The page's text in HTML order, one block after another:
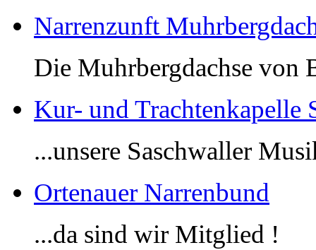
Narrenzunft
Die Muhrbergdachse von
Kur- und Trachtenkapelle
...unsere Saschwaller
Ortenauer Narrenbund
...da sind wir Mitglied !